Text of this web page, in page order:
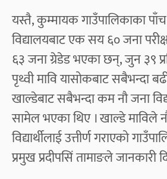
यस्तै, कुम्मायक गाउँपालिकाका
विद्यालयबाट एक सय ६० जना
६३ जना ग्रेडेड भएका छन्, जुन ३९
पृथ्वी मावि यासोकबाट सबैभन्दा
खाल्डेबाट सबैभन्दा कम नौ जना
सामेल भएका थिए । खाल्डे माविले
विद्यार्थीलाई उत्तीर्ण गराएको
प्रमुख प्रदीपसिं तामाङले जानकारी